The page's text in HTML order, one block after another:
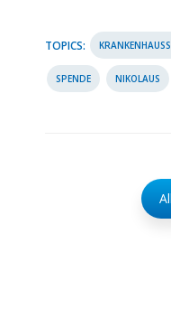
TOPICS:
SPENDE NIKOLAUS